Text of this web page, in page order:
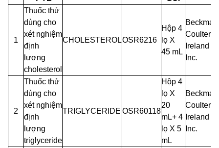
1
Thuốc thử
dùng cho
xét nghiệm
định
lượng
cholesterol
CHOLESTEROLOSR6216
Hộp 4
lọ X
45 mL
Beckman
Coulter
Ireland
Inc.
2
Thuốc thử
dùng cho
xét nghiệm
định
lượng
triglyceride
TRIGLYCERIDE OSR60118
Hộp 4
lọ X
20
mL+ 4
lọ X 5
mL
Beckman
Coulter
Ireland
Inc.